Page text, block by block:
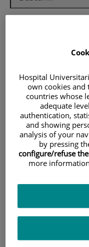
Pacientes
Hospital
own cookies and
countries whose
adequate
authentication,
and showing
analysis of your
by pressing
configure/refuse
more